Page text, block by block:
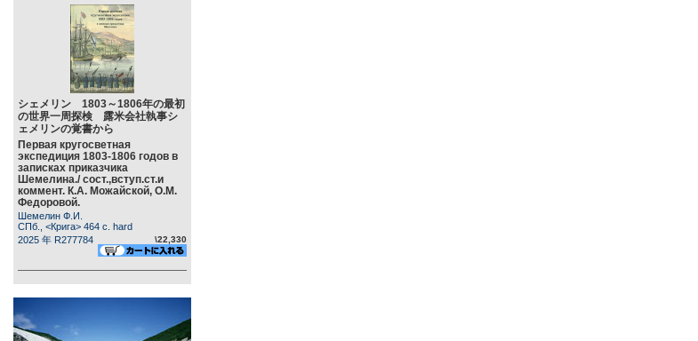
シェメリン 1803～1806年の最初
の世界一周探検 露米会社執事シ
ェメリンの覚書から
Первая кругосветная
экспедиция 1803-1806 годов в
записках приказчика
Шемелина./ сост.,вступ.ст.и
коммент. К.А. Можайской, О.М.
Федоровой.
Шемелин Ф.И.
СПб., <Крига> 464 c. hard
2025 年 R277784
\22,330